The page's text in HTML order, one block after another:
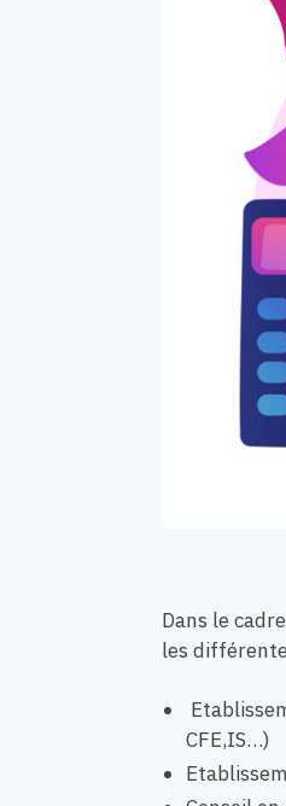
Dans le
les
CFE,IS…)